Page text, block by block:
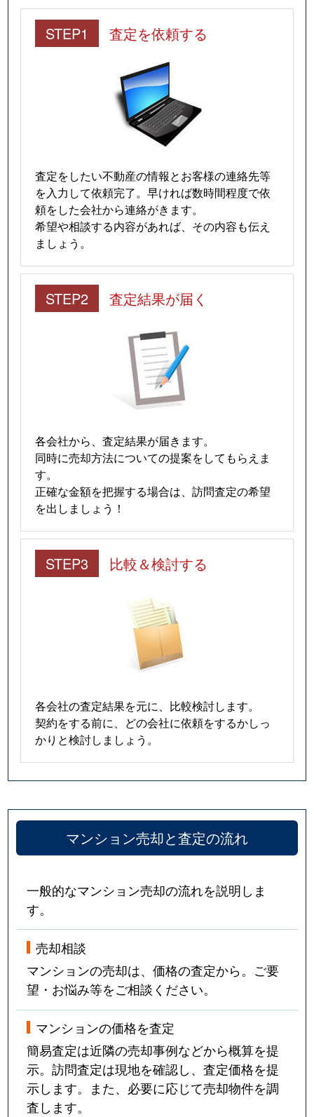
STEP1 査定を依頼する
査定をしたい不動産の情報とお客様の連絡先等
を入力して依頼完了。早ければ数時間程度で依
頼をした会社から連絡がきます。
希望や相談する内容があれば、その内容も伝え
ましょう。
STEP2 査定結果が届く
各会社から、査定結果が届きます。
同時に売却方法についての提案をしてもらえま
す。
正確な金額を把握する場合は、訪問査定の希望
を出しましょう！
STEP3 比較＆検討する
各会社の査定結果を元に、比較検討します。
契約をする前に、どの会社に依頼をするかしっ
かりと検討しましょう。
マンション売却と査定の流れ
一般的なマンション売却の流れを説明しま
す。
売却相談
マンションの売却は、価格の査定から。ご要
望・お悩み等をご相談ください。
マンションの価格を査定
簡易査定は近隣の売却事例などから概算を提
示。訪問査定は現地を確認し、査定価格を提
示します。また、必要に応じて売却物件を調
査します。